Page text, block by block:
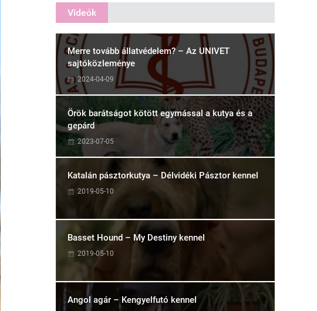
Videók
Merre tovább állatvédelem? – Az UNIVET
sajtóközleménye
2024-04-09
Örök barátságot kötött egymással a kutya és a
gepárd
2023-07-05
Katalán pásztorkutya – Délvidéki Pásztor kennel
2019-05-10
Basset Hound – My Destiny kennel
2019-05-10
Angol agár – Kengyelfutó kennel